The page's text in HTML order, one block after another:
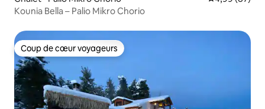
Kounia Bella – Palio Mikro Chorio
Coup de cœur voyageurs
Coup de cœur voyageurs